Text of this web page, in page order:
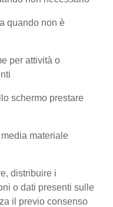
quando non è
per attività o
schermo prestare
materiale
distribuire i
o dati presenti sulle
il previo consenso